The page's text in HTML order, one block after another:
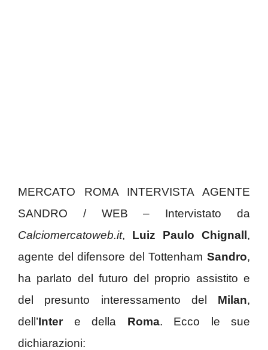
MERCATO ROMA INTERVISTA AGENTE
SANDRO / WEB – Intervistato da
Calciomercatoweb.it, Luiz Paulo Chignall,
agente del difensore del Tottenham Sandro,
ha parlato del futuro del proprio assistito e
del presunto interessamento del Milan,
dell’Intere della Roma. Ecco le sue
dichiarazioni: